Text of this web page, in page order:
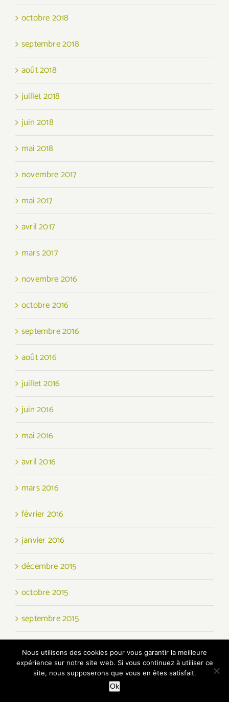
octobre 2018
septembre 2018
août 2018
juillet 2018
juin 2018
mai 2018
novembre 2017
mai 2017
avril 2017
mars 2017
novembre 2016
octobre 2016
septembre 2016
août 2016
juillet 2016
juin 2016
mai 2016
avril 2016
mars 2016
février 2016
janvier 2016
décembre 2015
octobre 2015
septembre 2015
juillet 2015
Nous utilisons des cookies pour vous garantir la meilleure
expérience sur notre site web. Si vous continuez à utiliser ce
site, nous supposerons que vous en êtes satisfait.
Ok